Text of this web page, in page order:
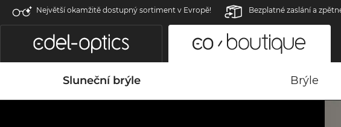
Největší okamžitě dostupný sortiment v Evropě! Bezplatné zaslání a
Sluneční brýle Brýle